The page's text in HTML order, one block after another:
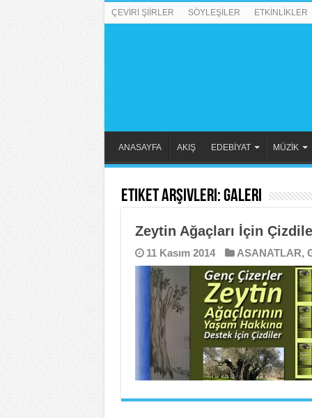
ÇEVİRİ ŞİİRLER SÖYLEŞİLER ETKİNLİKLER
ANASAYFA AKIŞ EDEBİYAT MÜZİK
Etiket Arşivleri:galeri
Zeytin Ağaçları İçin
11 Kasım 2014 ASANATLAR,